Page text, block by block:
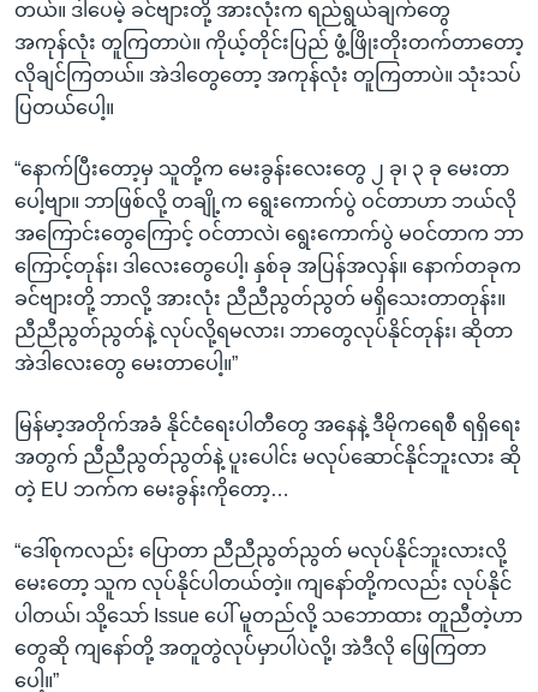
တယ်။ ဒါပေမဲ့ ခင်ဗျားတို့ အားလုံးက ရည်ရွယ်ချက်တွေ
အကုန်လုံး တူကြတာပဲ။ ကိုယ့်တိုင်းပြည် ဖွံ့ဖြိုးတိုးတက်တာတော့
လိုချင်ကြတယ်။ အဲဒါတွေတော့ အကုန်လုံး တူကြတာပဲ။ သုံးသပ်
ပြတယ်ပေါ့။
“နောက်ပြီးတော့မှ သူတို့က မေးခွန်းလေးတွေ ၂ ခု၊ ၃ ခု မေးတာ
ပေါ့ဗျာ။ ဘာဖြစ်လို့ တချို့က ရွေးကောက်ပွဲ ဝင်တာဟာ ဘယ်လို
အကြောင်းတွေကြောင့် ဝင်တာလဲ၊ ရွေးကောက်ပွဲ မဝင်တာက ဘာ
ကြောင့်တုန်း၊ ဒါလေးတွေပေါ့၊ နှစ်ခု အပြန်အလှန်။ နောက်တခုက
ခင်ဗျားတို့ ဘာလို့ အားလုံး ညီညီညွတ်ညွတ် မရှိသေးတာတုန်း။
ညီညီညွတ်ညွတ်နဲ့ လုပ်လို့ရမလား၊ ဘာတွေလုပ်နိုင်တုန်း၊ ဆိုတာ
အဲဒါလေးတွေ မေးတာပေါ့။”
မြန်မာ့အတိုက်အခံ နိုင်ငံရေးပါတီတွေ အနေနဲ့ ဒီမိုကရေစီ ရရှိရေး
အတွက် ညီညီညွတ်ညွတ်နဲ့ ပူးပေါင်း မလုပ်ဆောင်နိုင်ဘူးလား ဆို
တဲ့ EU ဘက်က မေးခွန်းကိုတော့…
“ဒေါ်စုကလည်း ပြောတာ ညီညီညွတ်ညွတ် မလုပ်နိုင်ဘူးလားလို့
မေးတော့ သူက လုပ်နိုင်ပါတယ်တဲ့။ ကျနော်တို့ကလည်း လုပ်နိုင်
ပါတယ်၊ သို့သော် Issue ပေါ် မူတည်လို့ သဘောထား တူညီတဲ့ဟာ
တွေဆို ကျနော်တို့ အတူတွဲလုပ်မှာပါပဲလို့၊ အဲဒီလို ဖြေကြတာ
ပေါ့။”